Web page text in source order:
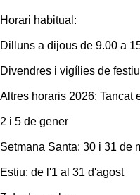
Horari habitual:
Dilluns a dijous de 9.00 a
Divendres i vigílies de
Altres horaris 2026: Tancat
2 i 5 de gener
Setmana Santa: 30 i 31 de
Estiu: de l'1 al 31 d'agost